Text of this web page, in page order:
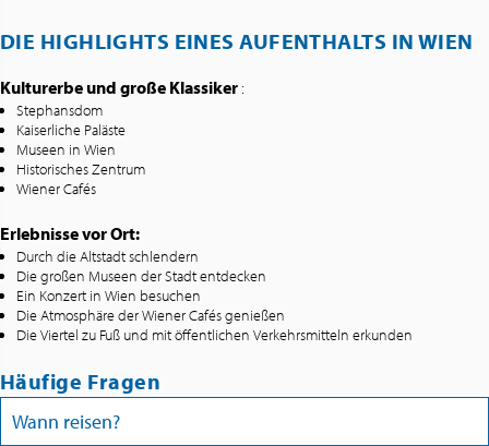
DIE HIGHLIGHTS EINES AUFENTHALTS IN WIEN
Kulturerbe und große Klassiker :
Stephansdom
Kaiserliche Paläste
Museen in Wien
Historisches Zentrum
Wiener Cafés
Erlebnisse vor Ort:
Durch die Altstadt schlendern
Die großen Museen der Stadt entdecken
Ein Konzert in Wien besuchen
Die Atmosphäre der Wiener Cafés genießen
Die Viertel zu Fuß und mit öffentlichen Verkehrsmitteln erkunden
Häufige Fragen
Wann reisen?